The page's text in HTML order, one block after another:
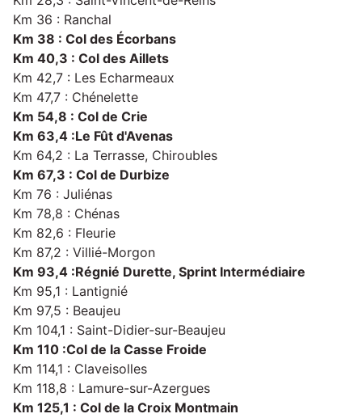
Km 36 : Ranchal
Km 38 : Col des Écorbans
Km 40,3 : Col des Aillets
Km 42,7 : Les Echarmeaux
Km 47,7 : Chénelette
Km 54,8 : Col de Crie
Km 63,4 :Le Fût d'Avenas
Km 64,2 : La Terrasse, Chiroubles
Km 67,3 : Col de Durbize
Km 76 : Juliénas
Km 78,8 : Chénas
Km 82,6 : Fleurie
Km 87,2 : Villié-Morgon
Km 93,4 :Régnié Durette, Sprint Intermédiaire
Km 95,1 : Lantignié
Km 97,5 : Beaujeu
Km 104,1 : Saint-Didier-sur-Beaujeu
Km 110 :Col de la Casse Froide
Km 114,1 : Claveisolles
Km 118,8 : Lamure-sur-Azergues
Km 125,1 : Col de la Croix Montmain